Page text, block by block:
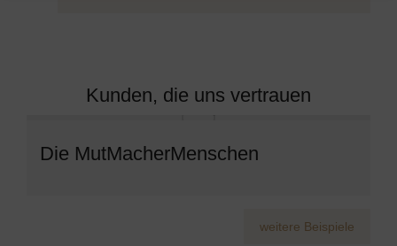
Kunden, die uns vertrauen
Die MutMacherMenschen
weitere Beispiele